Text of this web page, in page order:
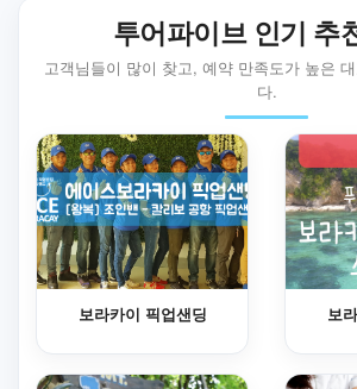
투어파이브 인기 추
고객님들이 많이 찾고, 예약 만족도가 높은
다.
보라카이 픽업샌딩 보